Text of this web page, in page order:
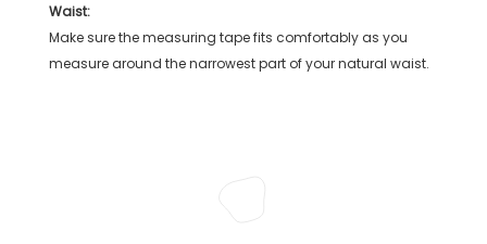
Waist:
Make sure the measuring tape fits comfortably as you
measure around the narrowest part of your natural waist.